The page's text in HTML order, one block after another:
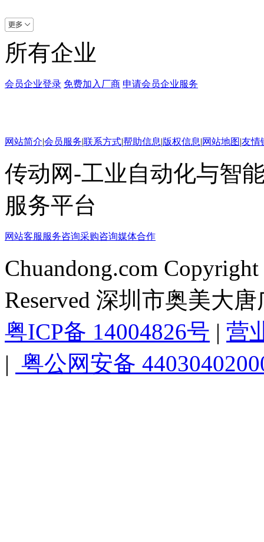
所有企业
会员企业登录 免费加入厂商 申请会员企业服务
网站简介|会员服务|联系方式|帮助信息|版权信息|网站地图|友情
传动网-工业自动化与智
服务平台
网站客服 服务咨询采购咨询媒体合作
Chuandong.com
Reserved 深圳市奥美大
粤ICP备 14004826号 | 营
| 粤公网安备